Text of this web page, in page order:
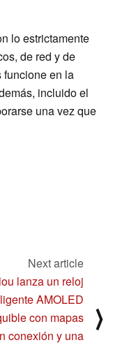
lo estrictamente
de red y de
en la
incluido el
una vez que
Next article
lanza un reloj
AMOLED
con mapas
conexión y una
⟩